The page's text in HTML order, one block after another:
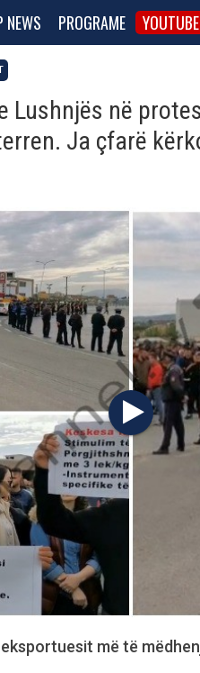
NEWS PROGRAME YOUTUBE
Lushnjës në
Ja çfarë
më të